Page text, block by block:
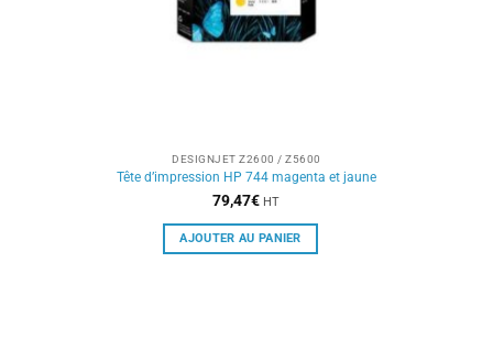
DESIGNJET Z2600 / Z5600
Tête d’impression HP 744 magenta et jaune
79,47€ HT
AJOUTER AU PANIER